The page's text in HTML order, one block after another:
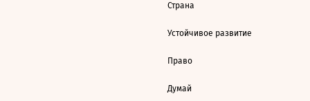
Страна
Устойчивое развитие
Право
Думай